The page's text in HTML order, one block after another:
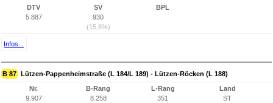
DTV
5.887
SV
930
(15,8%)
BPL
Infos...
B 87 Lützen-Pappenheimstraße (L 184/L 189) - Lützen-Röcken (L 188)
Nr.
9.907
B-Rang
8.258
L-Rang
351
Land
ST